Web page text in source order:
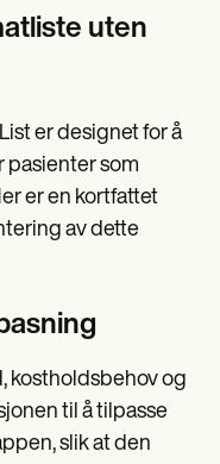
uten
er designet for å
pasienter som
er en kortfattet
av dette
kostholdsbehov og
til å tilpasse
slik at den